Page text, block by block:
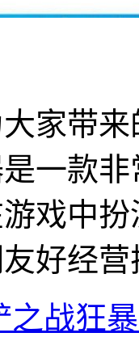
家带
一款非
戏中
好经
之战狂